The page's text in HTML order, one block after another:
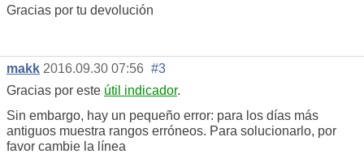
Gracias por tu devolución
makk 2016.09.30 07:56 #3
Gracias por este útil indicador.
Sin embargo, hay un pequeño error: para los días más
antiguos muestra rangos erróneos. Para solucionarlo, por
favor cambie la línea